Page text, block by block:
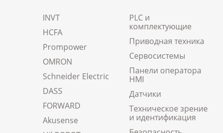
INVT
HCFA
Prompower
OMRON
Schneider Electric
DASS
FORWARD
Akusense
PLC и
комплектующие
Приводная техника
Сервосистемы
Панели оператора
HMI
Датчики
Техническое зрение
и идентификация